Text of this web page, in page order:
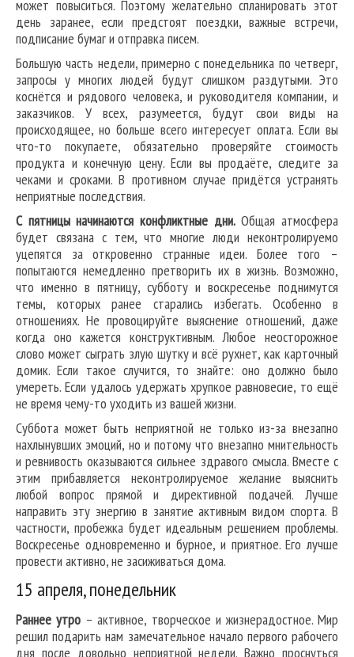
может повыситься. Поэтому желательно спланировать этот
день заранее, если предстоят поездки, важные встречи,
подписание бумаг и отправка писем.
Большую часть недели, примерно с понедельника по четверг,
запросы у многих людей будут слишком раздутыми. Это
коснётся и рядового человека, и руководителя компании, и
заказчиков. У всех, разумеется, будут свои виды на
происходящее, но больше всего интересует оплата. Если вы
что-то покупаете, обязательно проверяйте стоимость
продукта и конечную цену. Если вы продаёте, следите за
чеками и сроками. В противном случае придётся устранять
неприятные последствия.
С пятницы начинаются конфликтные дни.Общая атмосфера
будет связана с тем, что многие люди неконтролируемо
уцепятся за откровенно странные идеи. Более того –
попытаются немедленно претворить их в жизнь. Возможно,
что именно в пятницу, субботу и воскресенье поднимутся
темы, которых ранее старались избегать. Особенно в
отношениях. Не провоцируйте выяснение отношений, даже
когда оно кажется конструктивным. Любое неосторожное
слово может сыграть злую шутку и всё рухнет, как карточный
домик. Если такое случится, то знайте: оно должно было
умереть. Если удалось удержать хрупкое равновесие, то ещё
не время чему-то уходить из вашей жизни.
Суббота может быть неприятной не только из-за внезапно
нахлынувших эмоций, но и потому что внезапно мнительность
и ревнивость оказываются сильнее здравого смысла. Вместе с
этим прибавляется неконтролируемое желание выяснить
любой вопрос прямой и директивной подачей. Лучше
направить эту энергию в занятие активным видом спорта. В
частности, пробежка будет идеальным решением проблемы.
Воскресенье одновременно и бурное, и приятное. Его лучше
провести активно, не засиживаться дома.
15 апреля, понедельник
Раннее утро – активное, творческое и жизнерадостное. Мир
решил подарить нам замечательное начало первого рабочего
дня после довольно неприятной недели. Важно проснуться